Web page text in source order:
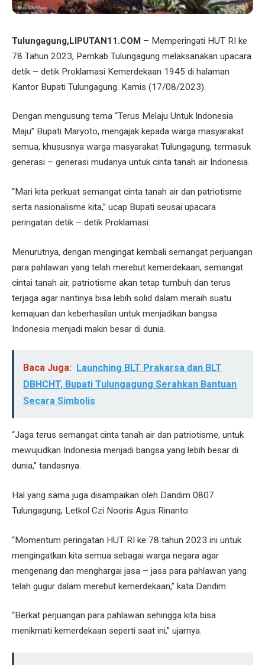
Tulungagung,LIPUTAN11.COM – Memperingati HUT RI ke
78 Tahun 2023, Pemkab Tulungagung melaksanakan upacara
detik – detik Proklamasi Kemerdekaan 1945 di halaman
Kantor Bupati Tulungagung. Kamis (17/08/2023).
Dengan mengusung tema “Terus Melaju Untuk Indonesia
Maju” Bupati Maryoto, mengajak kepada warga masyarakat
semua, khususnya warga masyarakat Tulungagung, termasuk
generasi – generasi mudanya untuk cinta tanah air Indonesia.
“Mari kita perkuat semangat cinta tanah air dan patriotisme
serta nasionalisme kita,” ucap Bupati seusai upacara
peringatan detik – detik Proklamasi.
Menurutnya, dengan mengingat kembali semangat perjuangan
para pahlawan yang telah merebut kemerdekaan, semangat
cintai tanah air, patriotisme akan tetap tumbuh dan terus
terjaga agar nantinya bisa lebih solid dalam meraih suatu
kemajuan dan keberhasilan untuk menjadikan bangsa
Indonesia menjadi makin besar di dunia.
Baca Juga: Launching BLT Prakarsa dan BLT
DBHCHT, Bupati Tulungagung Serahkan Bantuan
Secara Simbolis
“Jaga terus semangat cinta tanah air dan patriotisme, untuk
mewujudkan Indonesia menjadi bangsa yang lebih besar di
dunia,” tandasnya.
Hal yang sama juga disampaikan oleh Dandim 0807
Tulungagung, Letkol Czi Nooris Agus Rinanto.
“Momentum peringatan HUT RI ke 78 tahun 2023 ini untuk
mengingatkan kita semua sebagai warga negara agar
mengenang dan menghargai jasa – jasa para pahlawan yang
telah gugur dalam merebut kemerdekaan,” kata Dandim
“Berkat perjuangan para pahlawan sehingga kita bisa
menikmati kemerdekaan seperti saat ini,” ujarnya.